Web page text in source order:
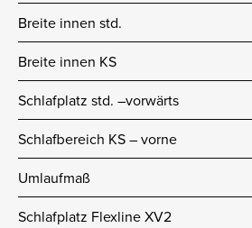
Breite innen std.
Breite innen KS
Schlafplatz std. –vorwärts
Schlafbereich KS – vorne
Umlaufmaß
Schlafplatz Flexline XV2